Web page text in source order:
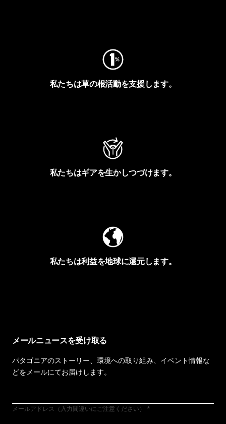
私たちは草の根活動を支援します。
私たちはギアを生かしつづけます。
私たちは利益を地球に還元します。
メールニュースを受け取る
パタゴニアのストーリー、環境への取り組み、イベント情報な
どをメールにてお届けします。
メールアドレス（入力間違いにご注意ください）